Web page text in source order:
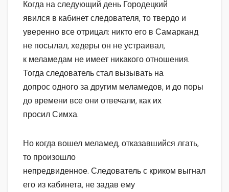
Когда на следующий день Городецкий
явился в кабинет следователя, то твердо и
уверенно все отрицал: никто его в Самарканд
не посылал, хедеры он не устраивал,
к меламедам не имеет никакого отношения.
Тогда следователь стал вызывать на
допрос одного за другим меламедов, и до поры
до времени все они отвечали, как их
просил Симха.
Но когда вошел меламед, отказавшийся лгать,
то произошло
непредвиденное. Следователь с криком выгнал
его из кабинета, не задав ему